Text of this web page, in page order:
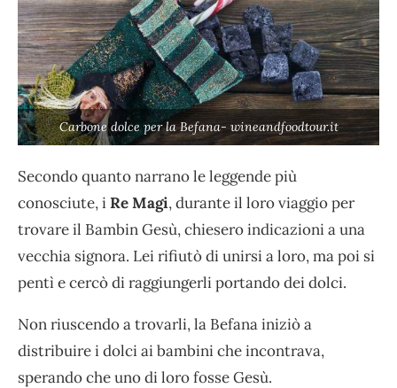
Carbone dolce per la Befana- wineandfoodtour.it
Secondo quanto narrano le leggende più
conosciute, iRe Magi, durante il loro viaggio per
trovare il Bambin Gesù, chiesero indicazioni a una
vecchia signora. Lei rifiutò di unirsi a loro, ma poi si
pentì e cercò di raggiungerli portando dei dolci.
Non riuscendo a trovarli, la Befana iniziò a
distribuire i dolci ai bambini che incontrava,
sperando che uno di loro fosse Gesù.